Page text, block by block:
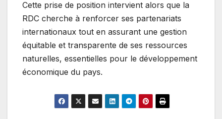
Cette prise de position intervient alors que la
RDC cherche à renforcer ses partenariats
internationaux tout en assurant une gestion
équitable et transparente de ses ressources
naturelles, essentielles pour le développement
économique du pays.